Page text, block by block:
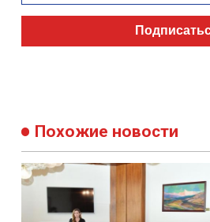
Похожие новости